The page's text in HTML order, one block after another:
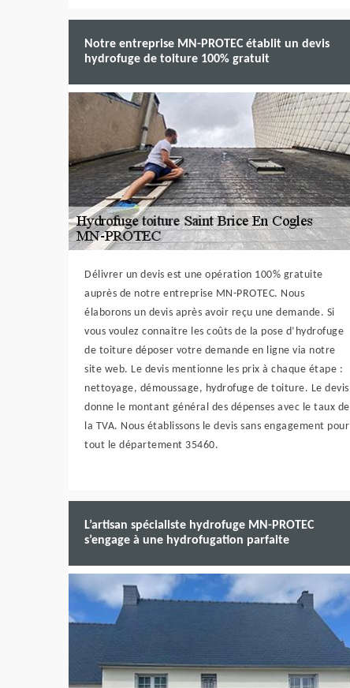
Notre entreprise MN-PROTEC établit un devis
hydrofuge de toiture 100% gratuit
Délivrer un devis est une opération 100% gratuite
auprès de notre entreprise MN-PROTEC. Nous
élaborons un devis après avoir reçu une demande. Si
vous voulez connaitre les coûts de la pose d’hydrofuge
de toiture déposer votre demande en ligne via notre
site web. Le devis mentionne les prix à chaque étape :
nettoyage, démoussage, hydrofuge de toiture. Le devis
donne le montant général des dépenses avec le taux de
la TVA. Nous établissons le devis sans engagement pour
tout le département 35460.
L’artisan spécialiste hydrofuge MN-PROTEC
s’engage à une hydrofugation parfaite